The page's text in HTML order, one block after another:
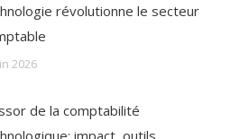
révolutionne le secteur
2026
de la comptabilité
impact, outils